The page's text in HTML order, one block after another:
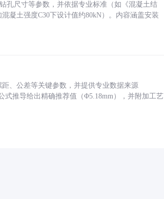
孔尺寸等参数，并依据专业标准（如《混凝土结
凝土强度C30下设计值约80kN）。内容涵盖安装
、公差等关键参数，并提供专业数据来源
式推导给出精确推荐值（Φ5.18mm），并附加工艺